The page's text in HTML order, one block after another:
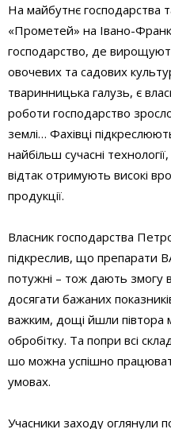
На майбутнє господарства
«Прометей» на Івано-
господарство, де
овочевих та садових
тваринницька галузь, є
роботи господарство
землі… Фахівці
найбільш сучасні
відтак отримують високі
продукції.
Власник господарства
підкреслив, що препарати
потужні – тож дають змогу
досягати бажаних
важким, дощі йшли півтора
обробітку. Та попри всі
шо можна успішно
умовах.
Учасники заходу оглянули